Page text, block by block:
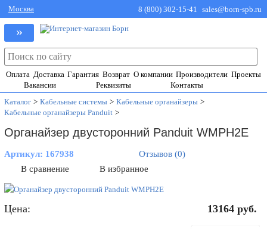
Москва 8 (800) 302-15-41 sales@born-spb.ru
»
Оплата Доставка Гарантия Возврат О компании Производители Проекты
Вакансии
Реквизиты
Контакты
Каталог > Кабельные системы > Кабельные органайзеры >
Кабельные органайзеры Panduit >
Органайзер двусторонний Panduit WMPH2E
Артикул: 167938
Отзывов (0)
В сравнение
В избранное
Цена: 13164 руб.